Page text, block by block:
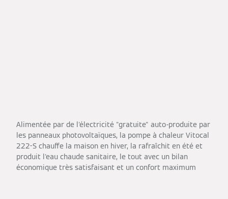
Alimentée par de l'électricité "gratuite" auto-produite par
les panneaux photovoltaïques, la pompe à chaleur Vitocal
222-S chauffe la maison en hiver, la rafraîchit en été et
produit l'eau chaude sanitaire, le tout avec un bilan
économique très satisfaisant et un confort maximum